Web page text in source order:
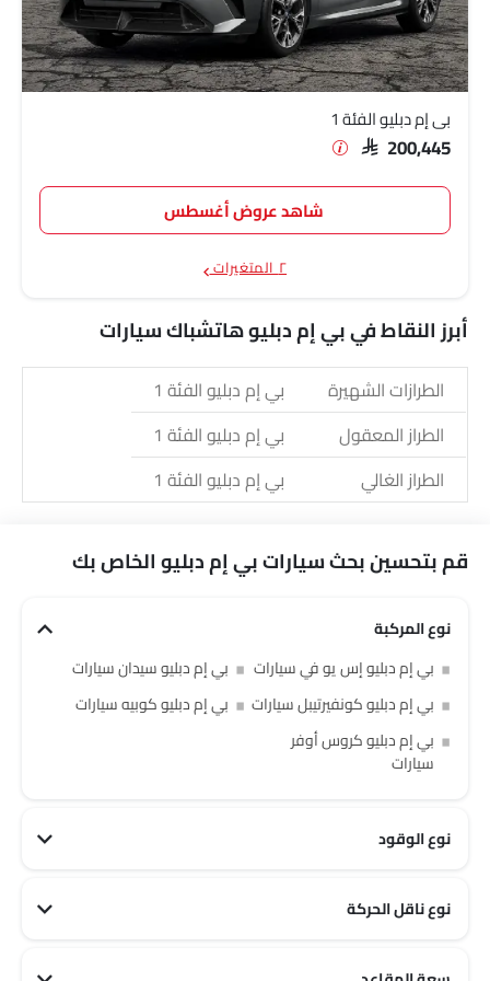
بي إم دبليو الفئة 1
SAR 200,445
شاهد عروض أغسطس
٢ المتغيرات
أبرز النقاط في بي إم دبليو هاتشباك سيارات
الطرازات الشهيرة
بي إم دبليو الفئة 1
الطراز المعقول
بي إم دبليو الفئة 1
الطراز الغالي
بي إم دبليو الفئة 1
قم بتحسين بحث سيارات بي إم دبليو الخاص بك
نوع المركبة
بي إم دبليو إس يو في سيارات
بي إم دبليو سيدان سيارات
بي إم دبليو كونفيرتيبل سيارات
بي إم دبليو كوبيه سيارات
بي إم دبليو كروس أوفر
سيارات
نوع الوقود
نوع ناقل الحركة